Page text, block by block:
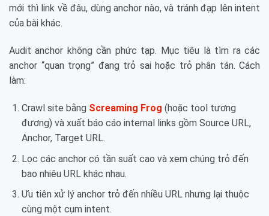
mới thì link về đâu, dùng anchor nào, và tránh đạp lên intent
của bài khác.
Audit anchor không cần phức tạp. Mục tiêu là tìm ra các
anchor “quan trọng” đang trỏ sai hoặc trỏ phân tán. Cách
làm:
Crawl site bằng Screaming Frog (hoặc tool tương
đương) và xuất báo cáo internal links gồm Source URL,
Anchor, Target URL.
Lọc các anchor có tần suất cao và xem chúng trỏ đến
bao nhiêu URL khác nhau.
Ưu tiên xử lý anchor trỏ đến nhiều URL nhưng lại thuộc
cùng một cụm intent.